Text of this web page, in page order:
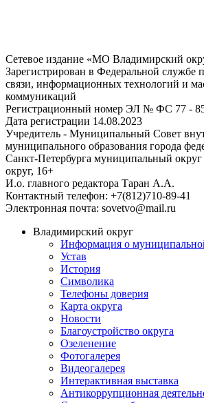
Сетевое издание «МО Владимирский
Зарегистрирован в Федеральной службе
связи, информационных технологий и
коммуникаций
Регистрационный номер ЭЛ № ФС 77 -
Дата регистрации 14.08.2023
Учредитель - Муниципальный Совет
муниципального образования города
Санкт-Петербурга муниципальный
округ, 16+
И.о. главного редактора Таран А.А.
Контактный телефон: +7(812)710-89-41
Электронная почта: sovetvo@mail.ru
Владимирский округ
Информация о
Устав
История
Символика
Телефоны доверия
Карта округа
Новости
Благоустройство округа
Озеленение
Фотогалерея
Видеогалерея
Интерактивная выставка
Антикоррупционная